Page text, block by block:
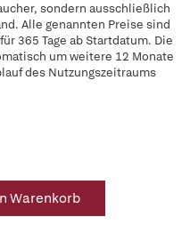
sondern ausschließlich
Alle genannten Preise sind
365 Tage ab Startdatum. Die
um weitere 12 Monate
des Nutzungszeitraums
Warenkorb